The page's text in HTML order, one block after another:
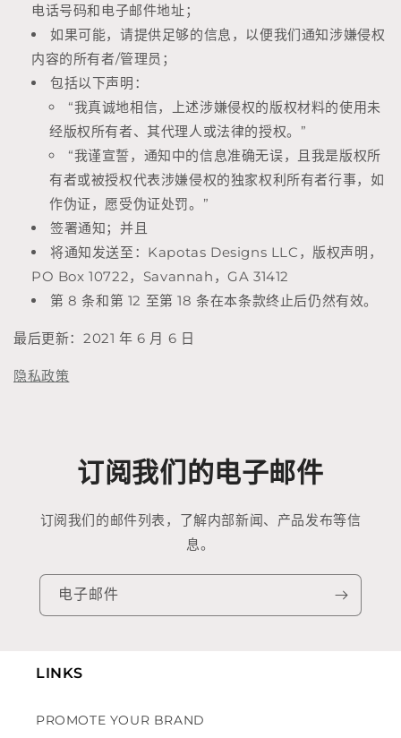
电话号码和电子邮件地址；
如果可能，请提供足够的信息，以便我们通知涉嫌侵权
内容的所有者/管理员；
包括以下声明：
“我真诚地相信，上述涉嫌侵权的版权材料的使用未
经版权所有者、其代理人或法律的授权。”
“我谨宣誓，通知中的信息准确无误，且我是版权所
有者或被授权代表涉嫌侵权的独家权利所有者行事，如
作伪证，愿受伪证处罚。”
签署通知；并且
将通知发送至：Kapotas Designs LLC，版权声明，
PO Box 10722，Savannah，GA 31412
第 8 条和第 12 至第 18 条在本条款终止后仍然有效。
最后更新：2021 年 6 月 6 日
隐私政策
订阅我们的电子邮件
订阅我们的邮件列表，了解内部新闻、产品发布等信
息。
电子邮件
LINKS
PROMOTE YOUR BRAND